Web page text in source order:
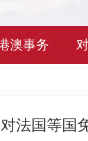
澳事务
法国等国